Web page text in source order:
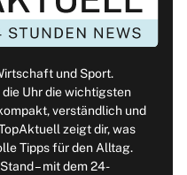
und Sport.
Uhr die wichtigsten
verständlich und
zeigt dir, was
Tipps für den Alltag.
– mit dem 24-